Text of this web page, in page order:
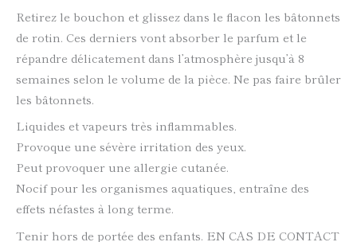
Retirez le bouchon et glissez dans le flacon les bâtonnets
de rotin. Ces derniers vont absorber le parfum et le
répandre délicatement dans l’atmosphère jusqu’à 8
semaines selon le volume de la pièce. Ne pas faire brûler
les bâtonnets.
Liquides et vapeurs très inflammables.
Provoque une sévère irritation des yeux.
Peut provoquer une allergie cutanée.
Nocif pour les organismes aquatiques, entraîne des
effets néfastes à long terme.
Tenir hors de portée des enfants. EN CAS DE CONTACT